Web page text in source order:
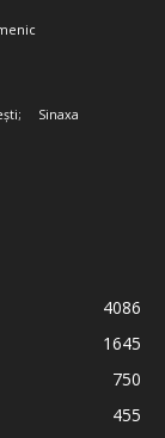
Sinaxa
4086
1645
750
455